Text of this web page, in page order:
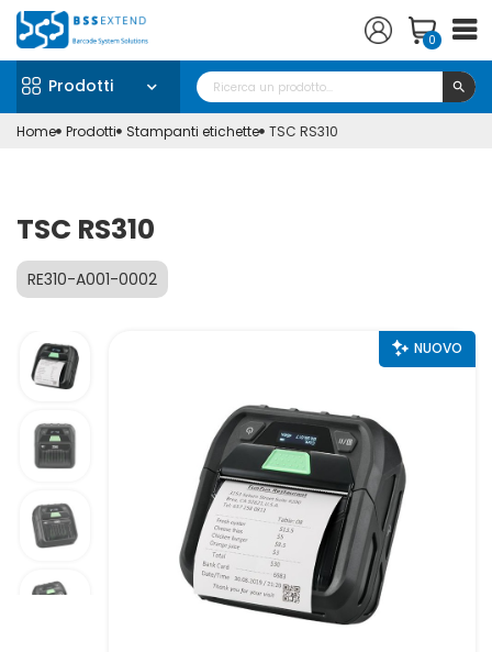
0
Prodotti search
Home Prodotti Stampanti etichette TSC RS310
TSC RS310
RE310-A001-0002
NUOVO